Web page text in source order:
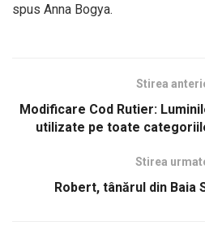
spus Anna Bogya.
Stirea
Modificare Cod Rutier:
utilizate pe toate
Stirea
Robert, tânărul din Baia